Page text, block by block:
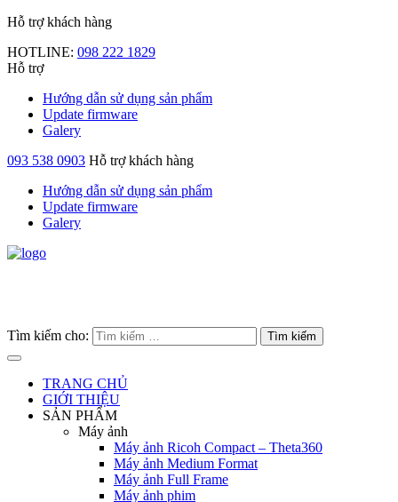
Hỗ trợ khách hàng
HOTLINE: 098 222 1829
Hỗ trợ
Hướng dẫn sử dụng sản phẩm
Update firmware
Galery
093 538 0903 Hỗ trợ khách hàng
Hướng dẫn sử dụng sản phẩm
Update firmware
Galery
Tìm kiếm cho:
TRANG CHỦ
GIỚI THIỆU
SẢN PHẨM
Máy ảnh
Máy ảnh Ricoh Compact – Theta360
Máy ảnh Medium Format
Máy ảnh Full Frame
Máy ảnh phim